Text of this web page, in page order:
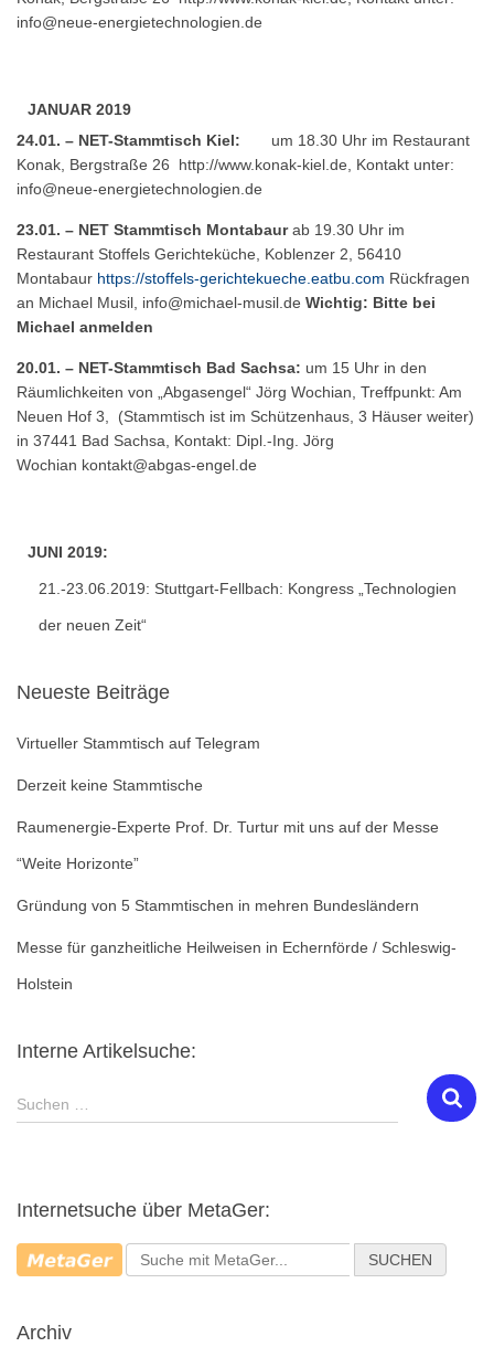
info@neue-energietechnologien.de
JANUAR 2019
24.01. – NET-Stammtisch Kiel: um 18.30 Uhr im Restaurant
Konak, Bergstraße 26 http://www.konak-kiel.de , Kontakt unter:
info@neue-energietechnologien.de
23.01. – NET Stammtisch Montabaurab 19.30 Uhr im
Restaurant Stoffels Gerichteküche, Koblenzer 2, 56410
Montabaur https://stoffels-gerichtekueche.eatbu.com Rückfragen
an Michael Musil, info@michael-musil.de Wichtig: Bitte bei
Michael anmelden
20.01. – NET-Stammtisch Bad Sachsa: um 15 Uhr in den
Räumlichkeiten von „Abgasengel“ Jörg Wochian, Treffpunkt: Am
Neuen Hof 3, (Stammtisch ist im Schützenhaus, 3 Häuser weiter)
in 37441 Bad Sachsa, Kontakt: Dipl.-Ing. Jörg
Wochian kontakt@abgas-engel.de
JUNI 2019:
21.-23.06.2019: Stuttgart-Fellbach: Kongress „Technologien
der neuen Zeit“
Neueste Beiträge
Virtueller Stammtisch auf Telegram
Derzeit keine Stammtische
Raumenergie-Experte Prof. Dr. Turtur mit uns auf der Messe
“Weite Horizonte”
Gründung von 5 Stammtischen in mehren Bundesländern
Messe für ganzheitliche Heilweisen in Echernförde / Schleswig-
Holstein
Interne Artikelsuche:
S
u
n
n
:
Suchen …
Internetsuche über MetaGer:
SUCHEN
Archiv